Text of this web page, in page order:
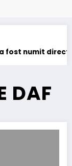
general (CFO)
DAF